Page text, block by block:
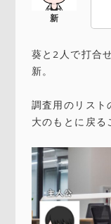
葵と2人で打合
新。
調査用のリスト
大のもとに戻る